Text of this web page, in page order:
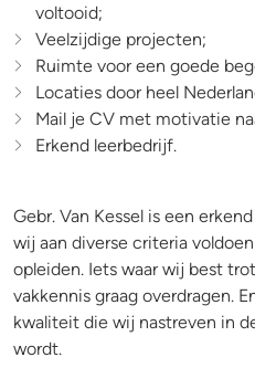
voltooid;
Veelzijdige projecten;
Ruimte voor een goede
Locaties door heel
Mail je CV met motivatie
Erkend leerbedrijf.
Gebr. Van Kessel is een
wij aan diverse criteria
opleiden. Iets waar wij best
vakkennis graag overdragen.
kwaliteit die wij nastreven in
wordt.